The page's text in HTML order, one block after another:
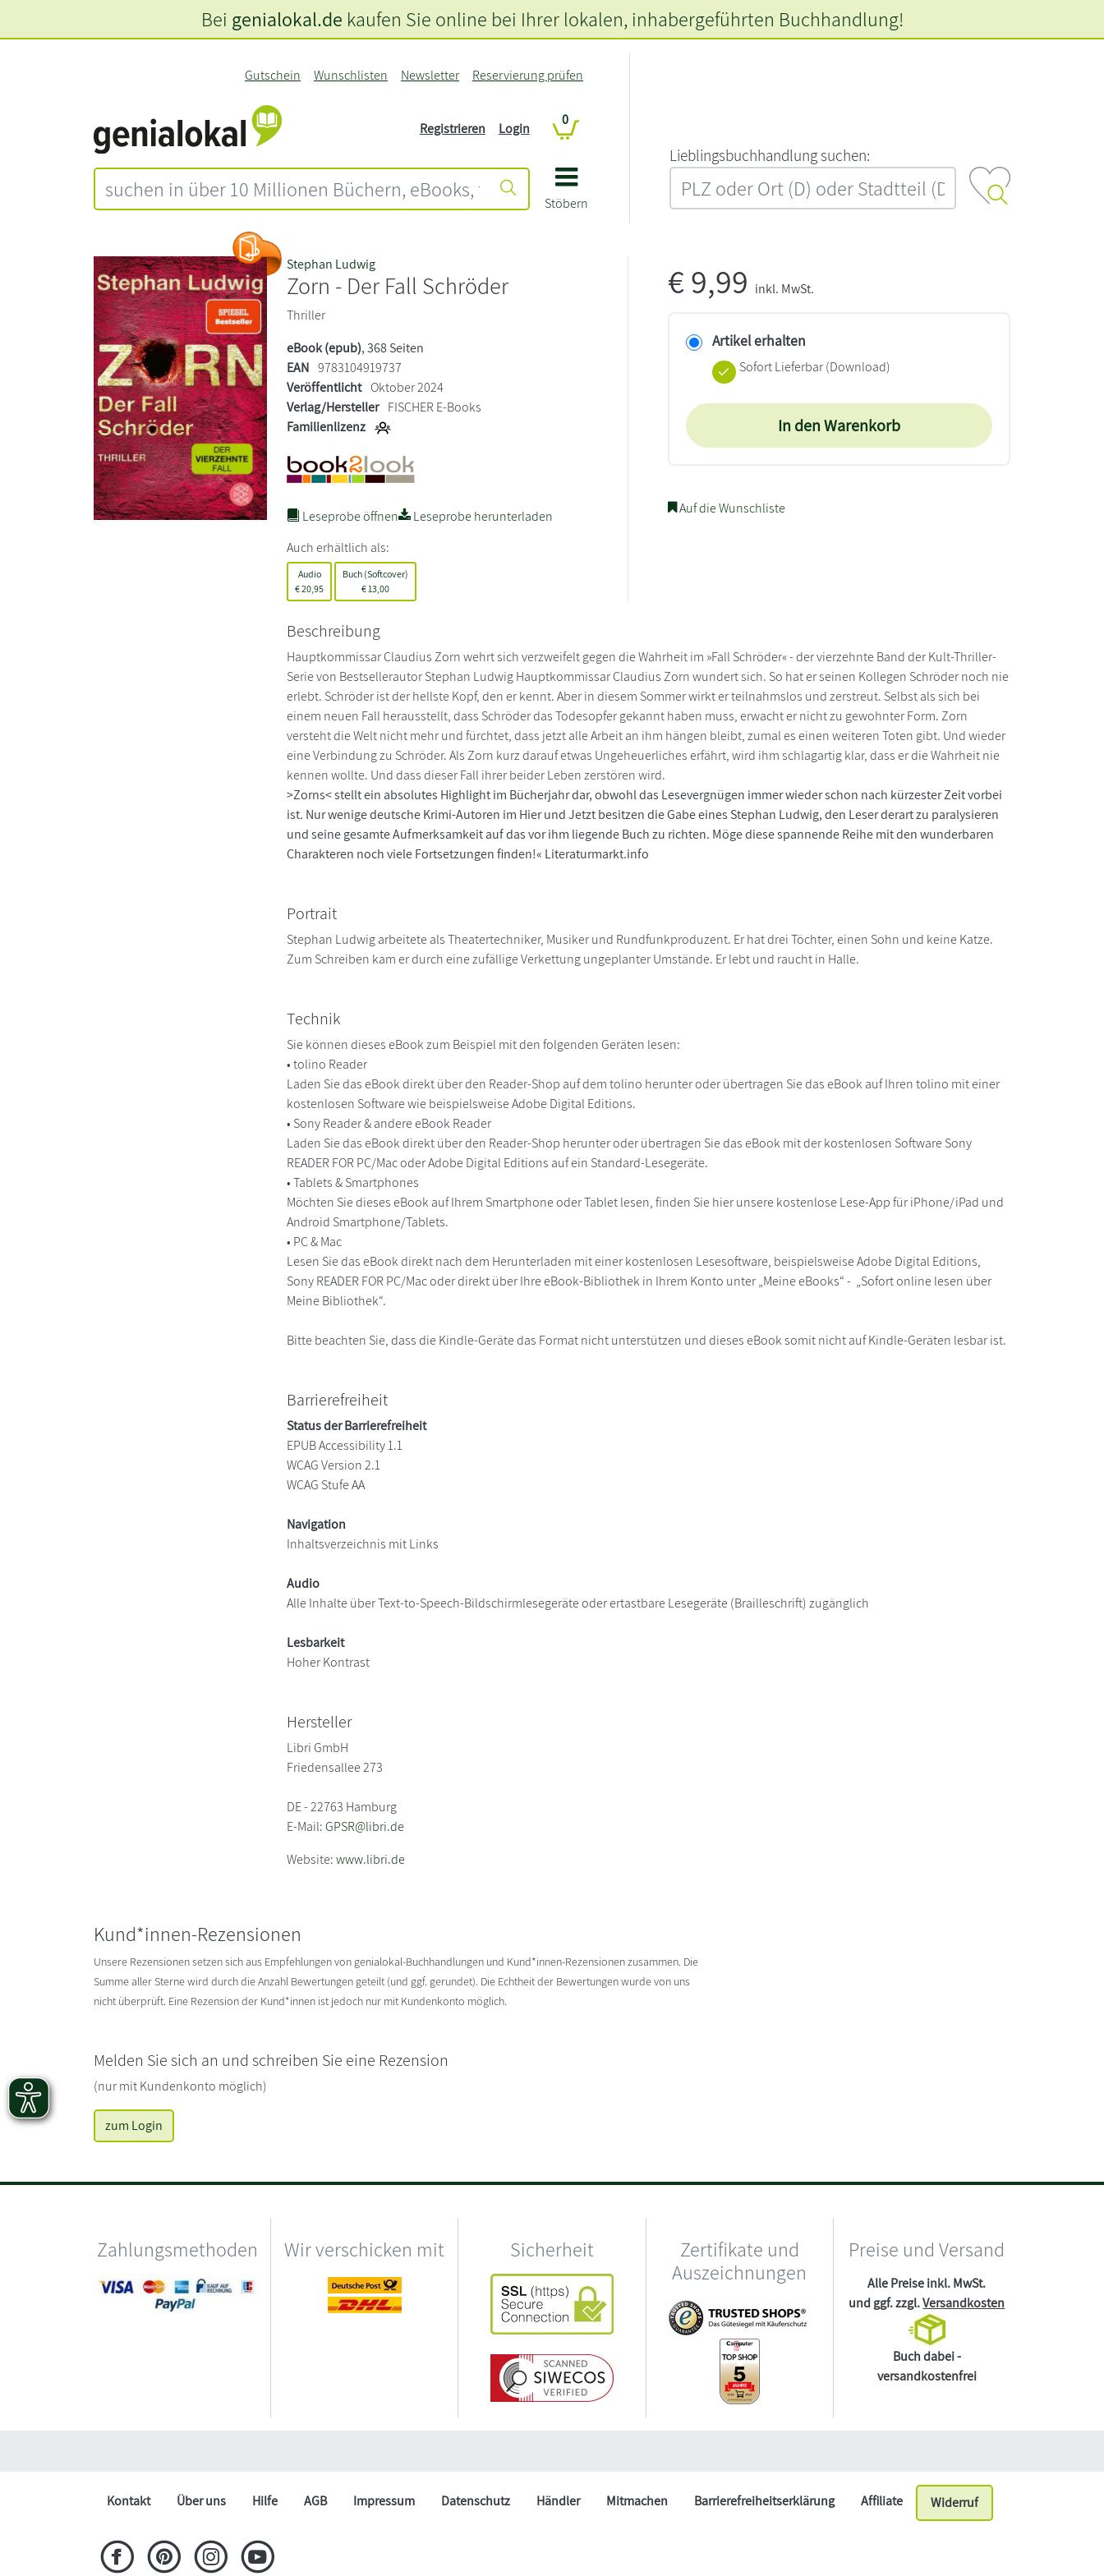
Stöbern
Gutschein Wunschlisten Newsletter Reservierung prüfen
Registrieren Login
0
L‍i‍e‍b‍l‍i‍n‍g‍s‍b‍u‍c‍h‍h‍a‍n‍d‍l‍u‍n‍g‍ ‍s‍u‍c‍h‍e‍n‍:‍
Bei genialokal.de kaufen Sie online bei Ihrer lokalen, inhabergeführten Buchhandlung!
Stephan Ludwig
Zorn - Der Fall Schröder
Thriller
eBook (epub), 368 Seiten
EAN 9783104919737
Veröffentlicht Oktober 2024
Verlag/Hersteller FISCHER E-Books
Familienlizenz
Leseprobe öffnen
Leseprobe herunterladen
Auch erhältlich als:
Audio
€20,95
Buch (Softcover)
€ 13,00
€9,99 inkl. MwSt.
Artikel erhalten
Sofort Lieferbar (Download)
In den Warenkorb
Auf die Wunschliste
Beschreibung
Hauptkommissar Claudius Zorn wehrt sich verzweifelt gegen die Wahrheit im »Fall Schröder« - der vierzehnte Band der Kult-Thriller-
Serie von Bestsellerautor Stephan Ludwig Hauptkommissar Claudius Zorn wundert sich. So hat er seinen Kollegen Schröder noch nie
erlebt. Schröder ist der hellste Kopf, den er kennt. Aber in diesem Sommer wirkt er teilnahmslos und zerstreut. Selbst als sich bei
einem neuen Fall herausstellt, dass Schröder das Todesopfer gekannt haben muss, erwacht er nicht zu gewohnter Form. Zorn
versteht die Welt nicht mehr und fürchtet, dass jetzt alle Arbeit an ihm hängen bleibt, zumal es einen weiteren Toten gibt. Und wieder
eine Verbindung zu Schröder. Als Zorn kurz darauf etwas Ungeheuerliches erfährt, wird ihm schlagartig klar, dass er die Wahrheit nie
kennen wollte. Und dass dieser Fall ihrer beider Leben zerstören wird.
>Zorns< stellt ein absolutes Highlight im Bücherjahr dar, obwohl das Lesevergnügen immer wieder schon nach kürzester Zeit vorbei
ist. Nur wenige deutsche Krimi-Autoren im Hier und Jetzt besitzen die Gabe eines Stephan Ludwig, den Leser derart zu paralysieren
und seine gesamte Aufmerksamkeit auf das vor ihm liegende Buch zu richten. Möge diese spannende Reihe mit den wunderbaren
Charakteren noch viele Fortsetzungen finden!« Literaturmarkt.info
Portrait
Stephan Ludwig arbeitete als Theatertechniker, Musiker und Rundfunkproduzent. Er hat drei Töchter, einen Sohn und keine Katze.
Zum Schreiben kam er durch eine zufällige Verkettung ungeplanter Umstände. Er lebt und raucht in Halle.
Technik
Sie können dieses eBook zum Beispiel mit den folgenden Geräten lesen:
• tolino Reader
Laden Sie das eBook direkt über den Reader-Shop auf dem tolino herunter oder übertragen Sie das eBook auf Ihren tolino mit einer
kostenlosen Software wie beispielsweise Adobe Digital Editions.
• Sony Reader & andere eBook Reader
Laden Sie das eBook direkt über den Reader-Shop herunter oder übertragen Sie das eBook mit der kostenlosen Software Sony
READER FOR PC/Mac oder Adobe Digital Editions auf ein Standard-Lesegeräte.
• Tablets & Smartphones
Möchten Sie dieses eBook auf Ihrem Smartphone oder Tablet lesen, finden Sie hier unsere kostenlose Lese-App für iPhone/iPad und
Android Smartphone/Tablets.
• PC & Mac
Lesen Sie das eBook direkt nach dem Herunterladen mit einer kostenlosen Lesesoftware, beispielsweise Adobe Digital Editions,
Sony READER FOR PC/Mac oder direkt über Ihre eBook-Bibliothek in Ihrem Konto unter „Meine eBooks“ - „Sofort online lesen über
Meine Bibliothek“.
Bitte beachten Sie, dass die Kindle-Geräte das Format nicht unterstützen und dieses eBook somit nicht auf Kindle-Geräten lesbar ist.
Barrierefreiheit
Status der Barrierefreiheit
EPUB Accessibility 1.1
WCAG Version 2.1
WCAG Stufe AA
Navigation
Inhaltsverzeichnis mit Links
Audio
Alle Inhalte über Text-to-Speech-Bildschirmlesegeräte oder ertastbare Lesegeräte (Brailleschrift) zugänglich
Lesbarkeit
Hoher Kontrast
Hersteller
Libri GmbH
Friedensallee 273
DE - 22763 Hamburg
E-Mail:GPSR@libri.de
Website:www.libri.de
Kund*innen-Rezensionen
Unsere Rezensionen setzen sich aus Empfehlungen von genialokal-Buchhandlungen und Kund*innen-Rezensionen zusammen. Die
Summe aller Sterne wird durch die Anzahl Bewertungen geteilt (und ggf. gerundet). Die Echtheit der Bewertungen wurde von uns
nicht überprüft. Eine Rezension der Kund*innen ist jedoch nur mit Kundenkonto möglich.
Melden Sie sich an und schreiben Sie eine Rezension
(nur mit Kundenkonto möglich)
zum Login
Zahlungsmethoden Wir verschicken mit Sicherheit
Zertifikate und
Auszeichnungen
Preise und Versand
Alle Preise inkl. MwSt.
und ggf. zzgl.Versandkosten
Buch dabei -
versandkostenfrei
Kontakt Über uns Hilfe AGB Impressum Datenschutz Händler Mitmachen Barrierefreiheitserklärung Affiliate Widerruf